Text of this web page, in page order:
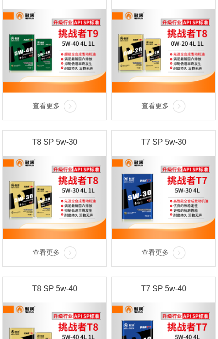
查看更多 查看更多
T8 SP 5w-30
查看更多
T7 SP 5w-30
查看更多
T8 SP 5w-40 T7 SP 5w-40